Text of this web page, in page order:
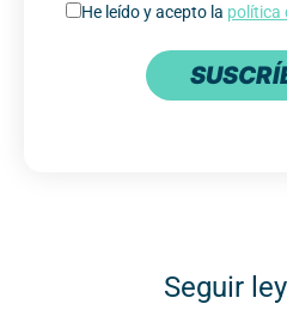
He leído y acepto la política
Seguir